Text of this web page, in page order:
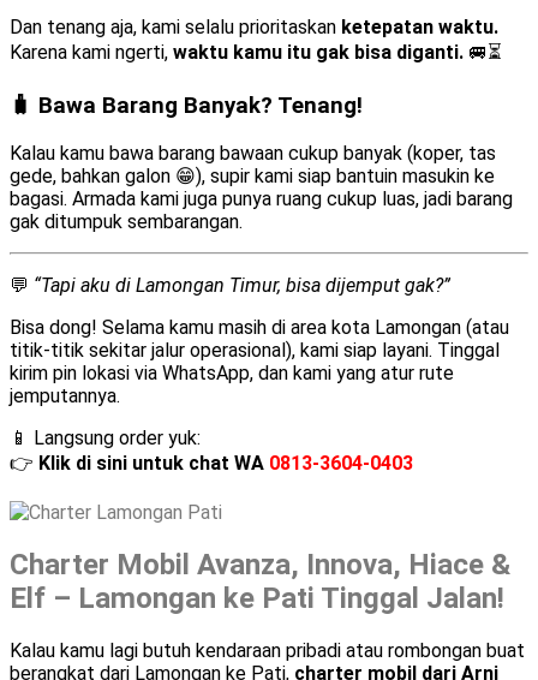
Dan tenang aja, kami selalu prioritaskan ketepatan waktu.
Karena kami ngerti, waktu kamu itu gak bisa diganti. 🚐⏳
🧳 Bawa Barang Banyak? Tenang!
Kalau kamu bawa barang bawaan cukup banyak (koper, tas
gede, bahkan galon 😁), supir kami siap bantuin masukin ke
bagasi. Armada kami juga punya ruang cukup luas, jadi barang
gak ditumpuk sembarangan.
💬 “Tapi aku di Lamongan Timur, bisa dijemput gak?”
Bisa dong! Selama kamu masih di area kota Lamongan (atau
titik-titik sekitar jalur operasional), kami siap layani. Tinggal
kirim pin lokasi via WhatsApp, dan kami yang atur rute
jemputannya.
📱 Langsung order yuk:
👉 Klik di sini untuk chat WA 0813-3604-0403
Charter Mobil Avanza, Innova, Hiace &
Elf – Lamongan ke Pati Tinggal Jalan!
Kalau kamu lagi butuh kendaraan pribadi atau rombongan buat
berangkat dari Lamongan ke Pati, charter mobil dari Arni